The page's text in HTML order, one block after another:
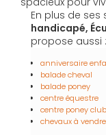
En plus de ses
handicapé,
propose aussi :
anniversaire
balade cheval
balade poney
centre équestre
centre poney club
chevaux à vendre